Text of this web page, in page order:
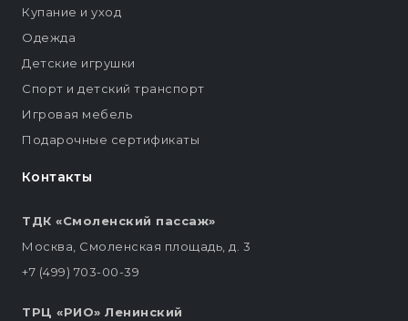
Контакты
ТДК «Смоленский пассаж»
Москва, Смоленская площадь, д. 3
+7 (499) 703-00-39
ТРЦ «РИО» Ленинский
Купание и уход
Одежда
Детские игрушки
Спорт и детский транспорт
Игровая мебель
Подарочные сертификаты